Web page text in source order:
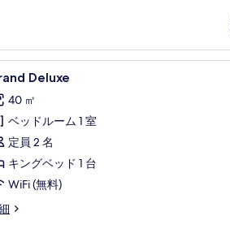
5 Deluxe
40 ㎡
ベッドルーム 1 室
定員 2 名
キングベッド 1 台
WiFi (無料)